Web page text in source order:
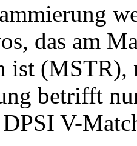
das am
ist
betrifft
V-